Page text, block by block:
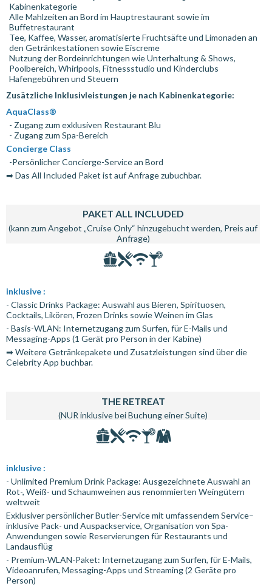
Kabinenkategorie
Alle Mahlzeiten an Bord im Hauptrestaurant sowie im
Buffetrestaurant
Tee, Kaffee, Wasser, aromatisierte Fruchtsäfte und Limonaden an
den Getränkestationen sowie Eiscreme
Nutzung der Bordeinrichtungen wie Unterhaltung & Shows,
Poolbereich, Whirlpools, Fitnessstudio und Kinderclubs
Hafengebühren und Steuern
Zusätzliche Inklusivleistungen je nach Kabinenkategorie:
AquaClass®
- Zugang zum exklusiven Restaurant Blu
- Zugang zum Spa-Bereich
Concierge Class
-Persönlicher Concierge-Service an Bord
➡ Das All Included Paket ist auf Anfrage zubuchbar.
PAKET ALL INCLUDED
(kann zum Angebot „Cruise Only“ hinzugebucht werden, Preis auf
Anfrage)
inklusive :
- Classic Drinks Package: Auswahl aus Bieren, Spirituosen,
Cocktails, Likören, Frozen Drinks sowie Weinen im Glas
- Basis-WLAN: Internetzugang zum Surfen, für E-Mails und
Messaging-Apps (1 Gerät pro Person in der Kabine)
➡ Weitere Getränkepakete und Zusatzleistungen sind über die
Celebrity App buchbar.
THE RETREAT
(NUR inklusive bei Buchung einer Suite)
inklusive :
- Unlimited Premium Drink Package: Ausgezeichnete Auswahl an
Rot-, Weiß- und Schaumweinen aus renommierten Weingütern
weltweit
Exklusiver persönlicher Butler-Service mit umfassendem Service–
inklusive Pack- und Auspackservice, Organisation von Spa-
Anwendungen sowie Reservierungen für Restaurants und
Landausflüg
- Premium-WLAN-Paket: Internetzugang zum Surfen, für E-Mails,
Videoanrufen, Messaging-Apps und Streaming (2 Geräte pro
Person)